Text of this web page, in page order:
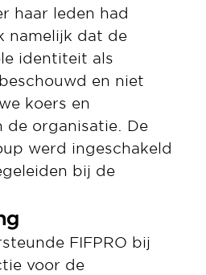
haar leden had
namelijk dat de
identiteit als
en niet
koers en
de organisatie. De
werd ingeschakeld
bij de
FIFPRO bij
voor de